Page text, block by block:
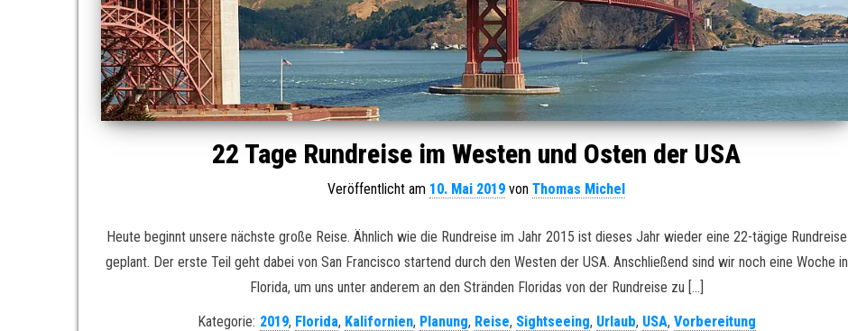
22 Tage Rundreise im Westen und Osten der USA
Veröffentlicht am 10. Mai 2019 vonThomas Michel
Heute beginnt unsere nächste große Reise. Ähnlich wie die Rundreise im Jahr 2015 ist dieses Jahr wieder eine 22-tägige Rundreise
geplant. Der erste Teil geht dabei von San Francisco startend durch den Westen der USA. Anschließend sind wir noch eine Woche in
Florida, um uns unter anderem an den Stränden Floridas von der Rundreise zu […]
Kategorie: 2019, Florida, Kalifornien, Planung, Reise, Sightseeing, Urlaub, USA, Vorbereitung